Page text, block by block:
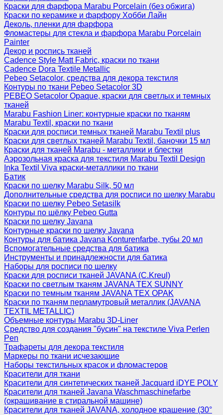
Краски для фарфора Marabu Porcelain (без обжига)
Краски по керамике и фарфору Хобби Лайн
Деколь, пленки для фарфора
Фломастеры для стекла и фарфора Marabu Porcelain
Painter
Декор и роспись тканей
Cadence Style Matt Fabric, краски по ткани
Cadence Dora Textile Metallic
Pebeo Setacolor, средства для декора текстиля
Контуры по ткани Pebeo Setacolor 3D
PEBEO Setacolor Opaque, краски для светлых и темных
тканей
Marabu Fashion Liner: контурные краски по тканям
Marabu Textil, краски по ткани
Краски для росписи темных тканей Marabu Textil plus
Краски для светлых тканей Marabu Textil, баночки 15 мл
Краски для тканей Marabu - металлики и блестки
Аэрозольная краска для текстиля Marabu Textil Design
Inka Textil Viva краски-металлики по ткани
Батик
Краски по шелку Marabu Silk, 50 мл
Дополнительные средства для росписи по шелку Marabu
Краски по шелку Pebeo Setasilk
Контуры по шёлку Pebeo Gutta
Краски по шелку Javana
Контурные краски по шелку Javana
Контуры для батика Javana Konturenfarbe, тубы 20 мл
Вспомогательные средства для батика
Инструменты и принадлежности для батика
Наборы для росписи по шелку
Краски для росписи тканей JAVANA (C.Kreul)
Краски по светлым тканям JAVANA TEX SUNNY
Краски по темным тканям JAVANA TEX OPAK
Краски по тканям перламутровый металлик (JAVANA
TEXTIL METALLIC)
Объемные контуры Marabu 3D-Liner
Средство для создания "бусин" на текстиле Viva Perlen
Pen
Трафареты для декора текстиля
Маркеры по ткани исчезающие
Наборы текстильных красок и фломастеров
Красители для ткани
Красители для синтетических тканей Jacquard iDYE POLY
Красители для тканей Javana Waschmaschinefarbe
(окрашивание в стиральной машине)
Красители для тканей JAVANA, холодное крашение (30°